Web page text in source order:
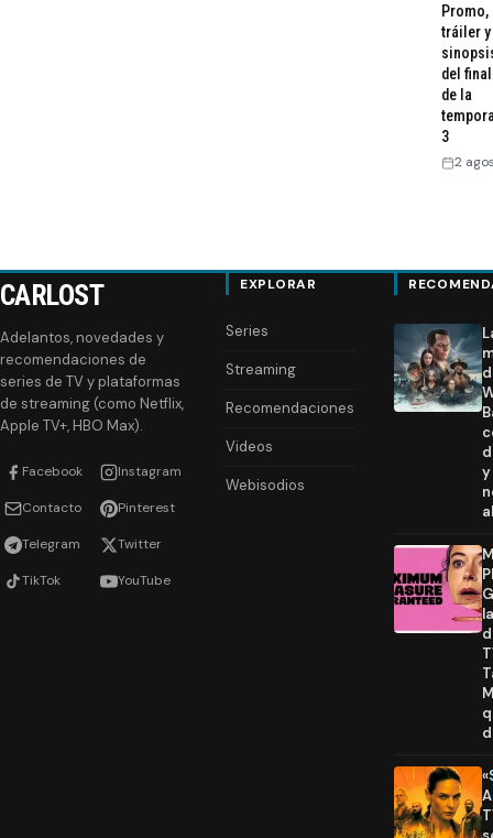
Promo,
tráiler y
del final
de la
3
2
CARLOST
Adelantos, novedades y
recomendaciones de
series de TV y plataformas
de streaming (como Netflix,
Apple TV+, HBO Max).
Facebook Instagram
Contacto Pinterest
Telegram Twitter
TikTok YouTube
EXPLORAR
Series
Streaming
Recomendaciones
Videos
Webisodios
y